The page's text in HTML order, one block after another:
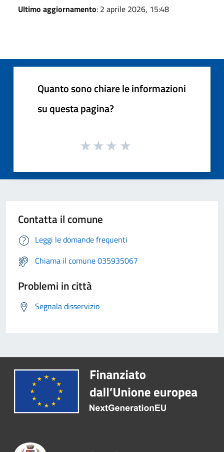
Ultimo aggiornamento: 2 aprile 2026, 15:48
Quanto sono chiare le informazioni
su questa pagina?
Contatta il comune
Leggi le domande frequenti
Chiama il comune 035935067
Problemi in città
Segnala disservizio